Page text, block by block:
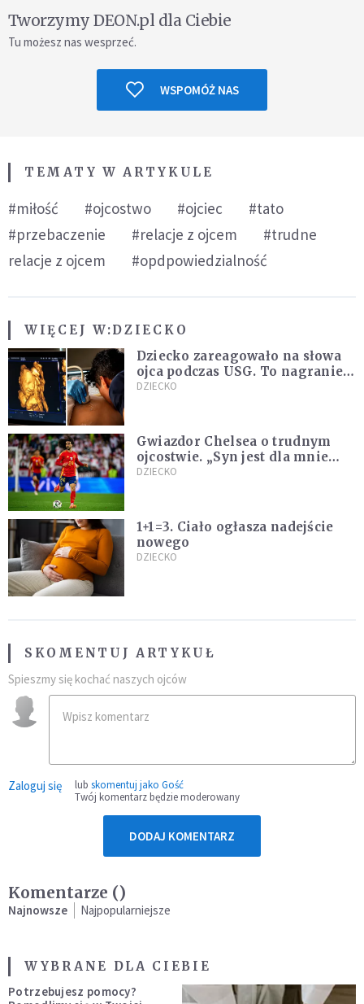
Tworzymy DEON.pl dla Ciebie
Tu możesz nas wesprzeć.
WSPOMÓŻ NAS
TEMATY W ARTYKULE
#miłość #ojcostwo #ojciec
#tato
#przebaczenie
#relacje z ojcem
#trudne
relacje z ojcem
#opdpowiedzialność
WIĘCEJ W:DZIECKO
Dziecko zareagowało na słowa
ojca podczas USG. To nagranie
podbija sieć
DZIECKO
Gwiazdor Chelsea o trudnym
ojcostwie. „Syn jest dla mnie
ważniejszy niż sportowe trofea”
DZIECKO
1+1=3. Ciało ogłasza nadejście
nowego
DZIECKO
SKOMENTUJ ARTYKUŁ
Spieszmy się kochać naszych ojców
Zaloguj się lub skomentuj jako Gość
Twój komentarz będzie moderowany
DODAJ KOMENTARZ
Komentarze ()
Najnowsze Najpopularniejsze
WYBRANE DLA CIEBIE
Potrzebujesz pomocy?